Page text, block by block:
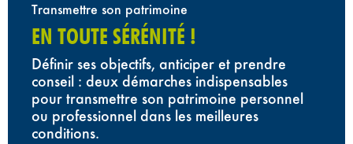
Transmettre son patrimoine
EN TOUTE SÉRÉNITÉ !
Définir ses objectifs, anticiper et prendre
conseil : deux démarches indispensables
pour transmettre son patrimoine personnel
ou professionnel dans les meilleures
conditions.